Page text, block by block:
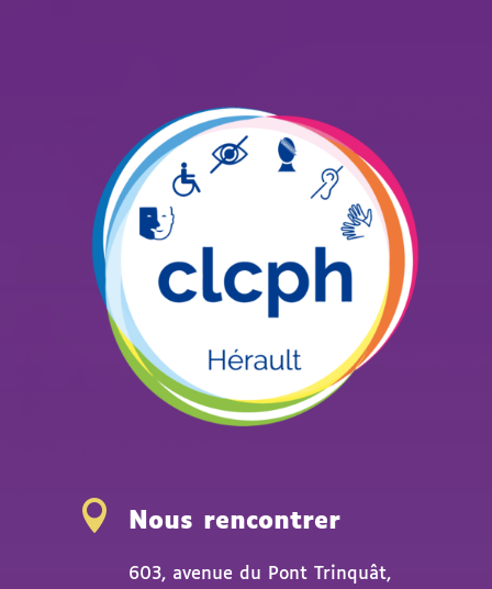
 Nous rencontrer
603, avenue du Pont Trinquât,